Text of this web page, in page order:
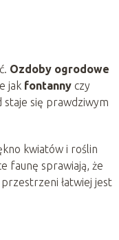
Ozdoby ogrodowe
jak fontanny czy
staje się prawdziwym
kwiatów i roślin
faunę sprawiają, że
łatwiej jest